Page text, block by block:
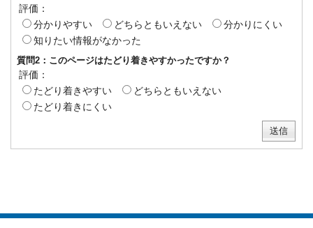
評価：
分かりやすい
どちらともいえない
分かりにくい
知りたい情報がなかった
質問2：このページはたどり着きやすかったですか？
評価：
たどり着きやすい
どちらともいえない
たどり着きにくい